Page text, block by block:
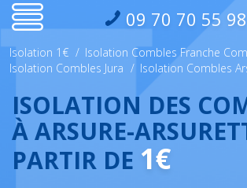
09 70 70 55 98
Isolation 1€ / Isolation Combles Franche
Isolation Combles Jura / Isolation Combles
ISOLATION DES
À ARSURE-
PARTIR DE 1€